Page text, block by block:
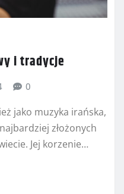
i tradycje
0
jako muzyka irańska,
złożonych
Jej korzenie…